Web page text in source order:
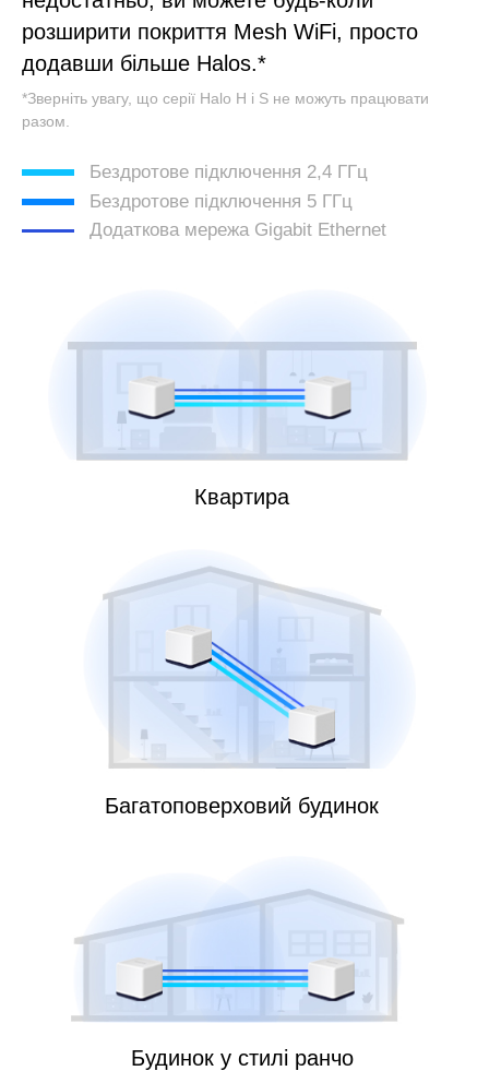
розширити покриття Mesh WiFi, просто
додавши більше Halos.*
*Зверніть увагу, що серії Halo H і S не можуть працювати
разом.
Квартира
Багатоповерховий будинок
Будинок у стилі ранчо
Бездротове підключення 2,4 ГГц
Бездротове підключення 5 ГГц
Додаткова мережа Gigabit Ethernet